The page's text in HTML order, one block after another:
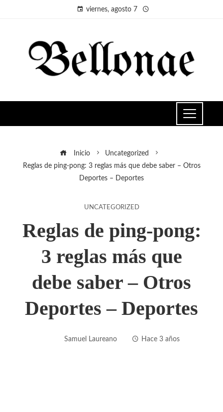
viernes, agosto 7
Inicio
Uncategorized
Reglas de ping-pong: 3 reglas más que debe saber – Otros
Deportes – Deportes
UNCATEGORIZED
Reglas de ping-pong:
3 reglas más que
debe saber – Otros
Deportes – Deportes
Samuel Laureano Hace 3 años